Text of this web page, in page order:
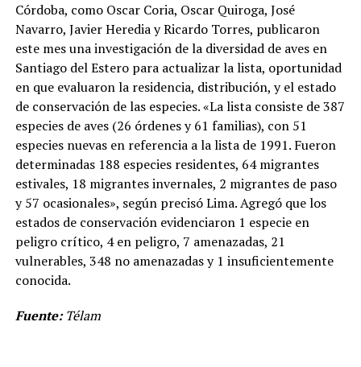
Córdoba, como Oscar Coria, Oscar Quiroga, José
Navarro, Javier Heredia y Ricardo Torres, publicaron
este mes una investigación de la diversidad de aves en
Santiago del Estero para actualizar la lista, oportunidad
en que evaluaron la residencia, distribución, y el estado
de conservación de las especies. «La lista consiste de 387
especies de aves (26 órdenes y 61 familias), con 51
especies nuevas en referencia a la lista de 1991. Fueron
determinadas 188 especies residentes, 64 migrantes
estivales, 18 migrantes invernales, 2 migrantes de paso
y 57 ocasionales», según precisó Lima. Agregó que los
estados de conservación evidenciaron 1 especie en
peligro crítico, 4 en peligro, 7 amenazadas, 21
vulnerables, 348 no amenazadas y 1 insuficientemente
conocida.
Fuente:Télam